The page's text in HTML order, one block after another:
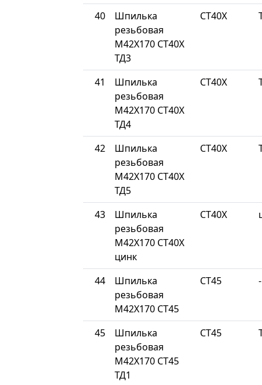
40
Шпилька
резьбовая
М42Х170 СТ40Х
ТД3
СТ40Х
41
Шпилька
резьбовая
М42Х170 СТ40Х
ТД4
СТ40Х
42
Шпилька
резьбовая
М42Х170 СТ40Х
ТД5
СТ40Х
43
Шпилька
резьбовая
М42Х170 СТ40Х
цинк
СТ40Х
44
Шпилька
резьбовая
М42Х170 СТ45
СТ45 -
45
Шпилька
резьбовая
М42Х170 СТ45
ТД1
СТ45